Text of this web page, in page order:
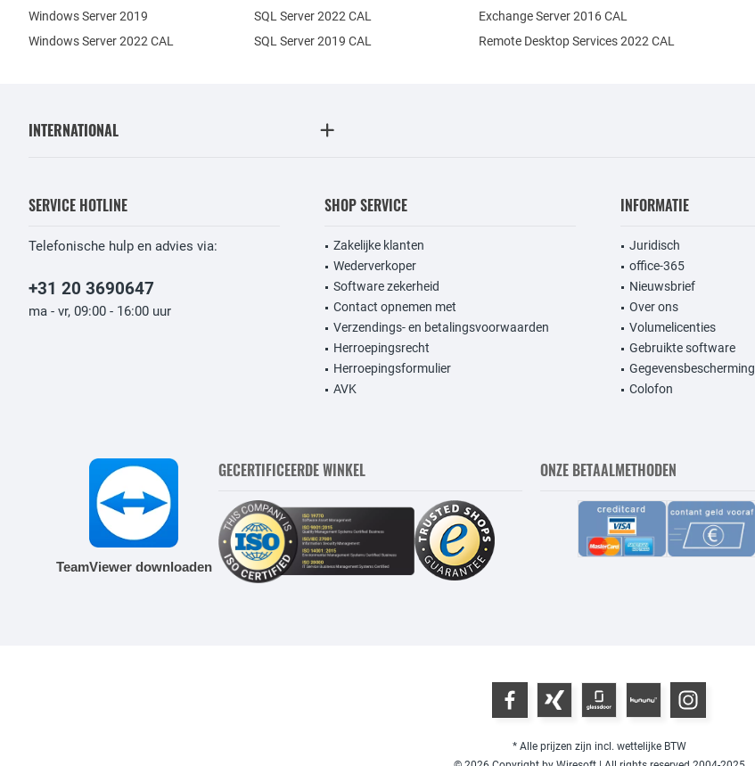
Windows Server 2019
Windows Server 2022 CAL
SQL Server 2022 CAL
SQL Server 2019 CAL
Remote Desktop Services 2022 CAL
Exchange Server 2016 CAL
INTERNATIONAL
SERVICE HOTLINE
Telefonische hulp en advies via:
+31 20 3690647
ma - vr, 09:00 - 16:00 uur
SHOP SERVICE
Zakelijke klanten
Wederverkoper
Software zekerheid
Contact opnemen met
Verzendings- en betalingsvoorwaarden
Herroepingsrecht
Herroepingsformulier
AVK
INFORMATIE
Juridisch
office-365
Nieuwsbrief
Over ons
Volumelicenties
Gebruikte software
Gegevensbescherming
Colofon
TeamViewer downloaden
GECERTIFICEERDE WINKEL ONZE BETAALMETHODEN
* Alle prijzen zijn incl. wettelijke BTW